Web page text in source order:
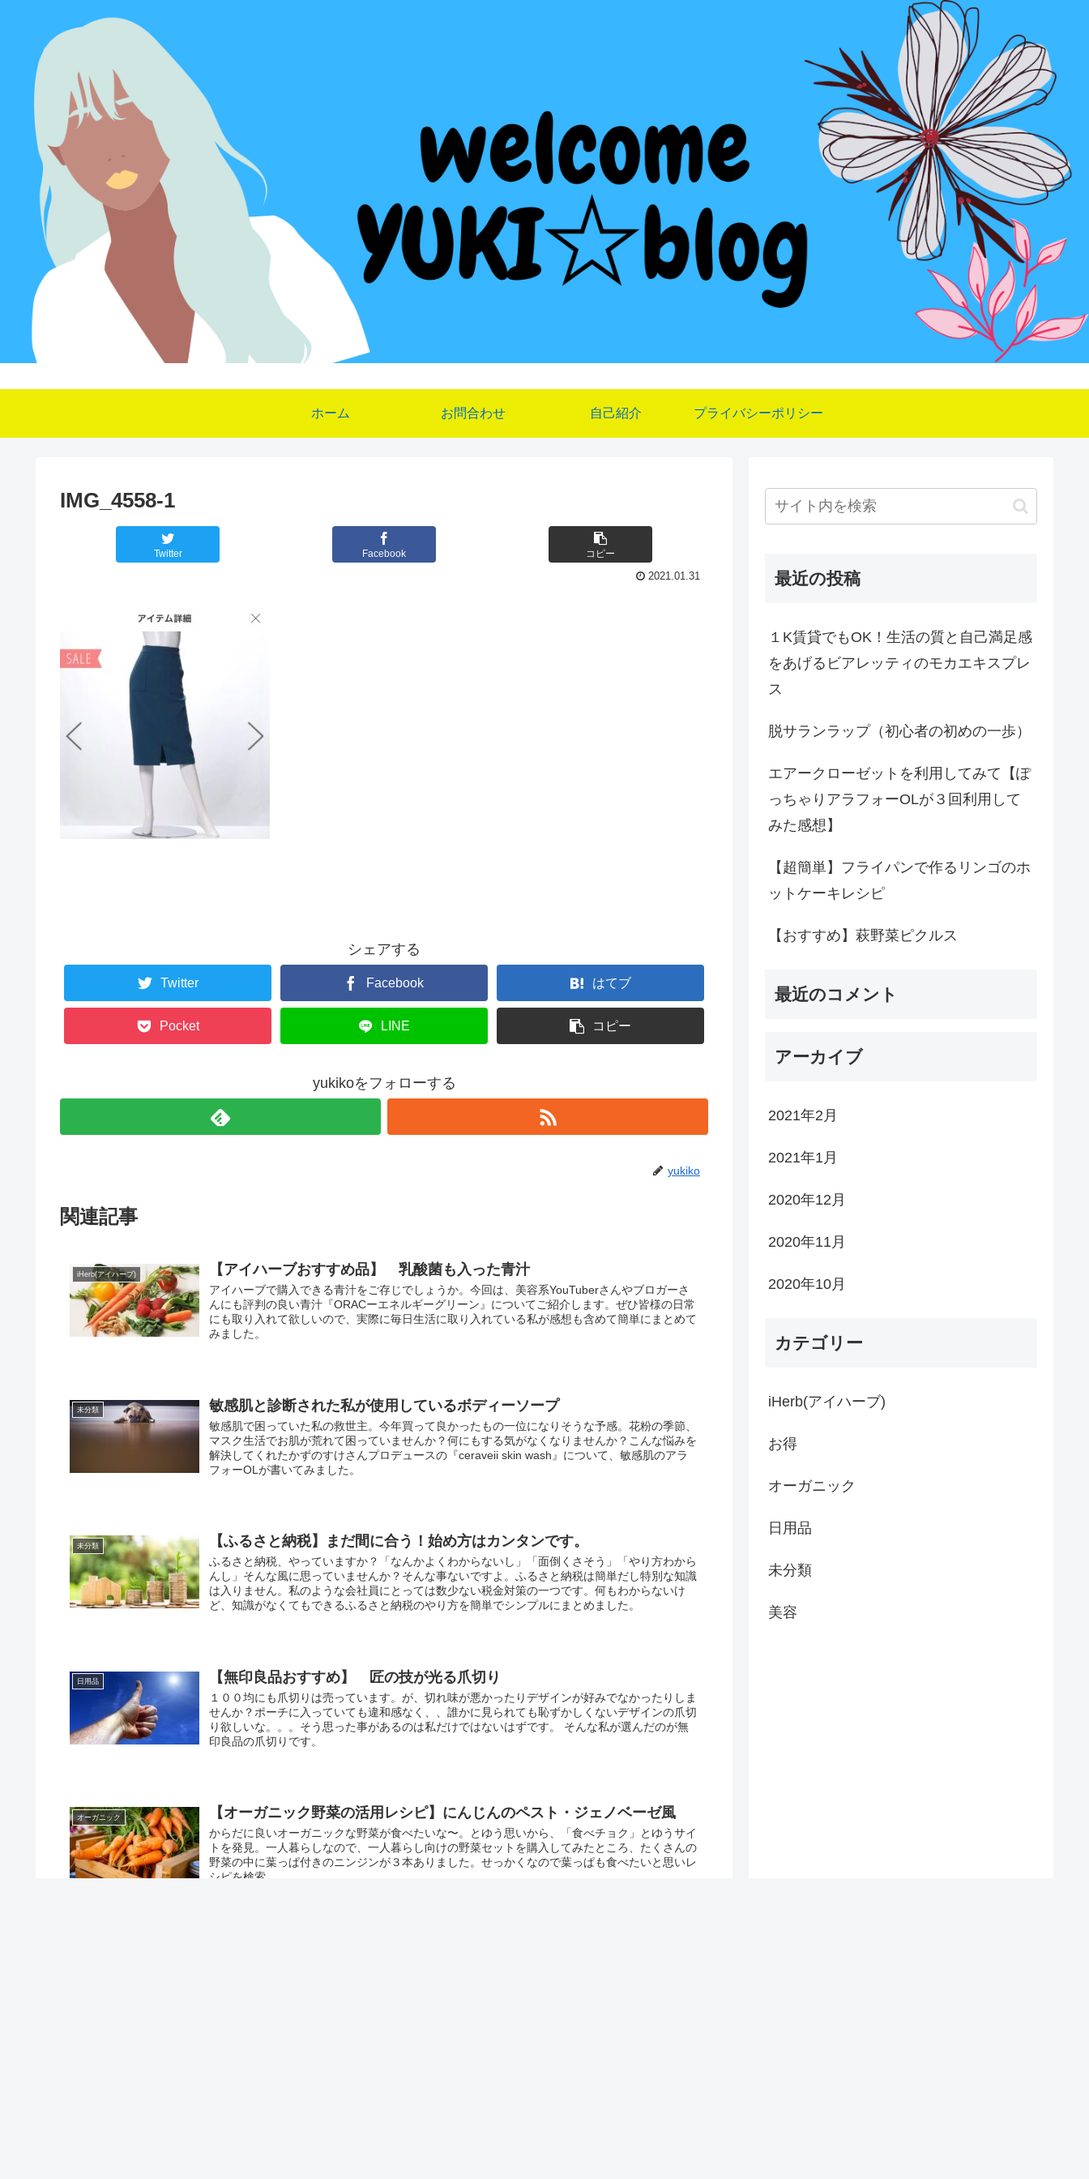
ホーム お問合わせ 自己紹介 プライバシーポリシー
IMG_4558-1
Twitter Facebook コピー
2021.01.31
シェアする
Twitter Facebook はてブ
Pocket LINE コピー
yukikoをフォローする
yukiko
関連記事
iHerb(アイハーブ) 【アイハーブおすすめ品】 乳酸菌も入った青汁
アイハーブで購入できる青汁をご存じでしょうか。今回は、美容系YouTuberさんやブロガーさ
んにも評判の良い青汁『ORACーエネルギーグリーン』についてご紹介します。ぜひ皆様の日常
にも取り入れて欲しいので、実際に毎日生活に取り入れている私が感想も含めて簡単にまとめて
みました。
未分類 敏感肌と診断された私が使用しているボディーソープ
敏感肌で困っていた私の救世主。今年買って良かったもの一位になりそうな予感。花粉の季節、
マスク生活でお肌が荒れて困っていませんか？何にもする気がなくなりませんか？こんな悩みを
解決してくれたかずのすけさんプロデュースの『ceraveii skin wash』について、敏感肌のアラ
フォーOLが書いてみました。
未分類 【ふるさと納税】まだ間に合う！始め方はカンタンです。
ふるさと納税、やっていますか？「なんかよくわからないし」「面倒くさそう」「やり方わから
んし」そんな風に思っていませんか？そんな事ないですよ。ふるさと納税は簡単だし特別な知識
は入りません。私のような会社員にとっては数少ない税金対策の一つです。何もわからないけ
ど、知識がなくてもできるふるさと納税のやり方を簡単でシンプルにまとめました。
日用品 【無印良品おすすめ】 匠の技が光る爪切り
１００均にも爪切りは売っています。が、切れ味が悪かったりデザインが好みでなかったりしま
せんか？ポーチに入っていても違和感なく、、誰かに見られても恥ずかしくないデザインの爪切
り欲しいな。。。そう思った事があるのは私だけではないはずです。 そんな私が選んだのが無
印良品の爪切りです。
オーガニック 【オーガニック野菜の活用レシピ】にんじんのペスト・ジェノベーゼ風
からだに良いオーガニックな野菜が食べたいな〜。とゆう思いから、「食べチョク」とゆうサイ
トを発見。一人暮らしなので、一人暮らし向けの野菜セットを購入してみたところ、たくさんの
野菜の中に葉っぱ付きのニンジンが３本ありました。せっかくなので葉っぱも食べたいと思いレ
シピを検索。。。
最近の投稿
１K賃貸でもOK！生活の質と自己満足感
をあげるビアレッティのモカエキスプレ
ス
脱サランラップ（初心者の初めの一歩）
エアークローゼットを利用してみて【ぽ
っちゃりアラフォーOLが３回利用して
みた感想】
【超簡単】フライパンで作るリンゴのホ
ットケーキレシピ
【おすすめ】萩野菜ピクルス
最近のコメント
アーカイブ
2021年2月
2021年1月
2020年12月
2020年11月
2020年10月
カテゴリー
iHerb(アイハーブ)
お得
オーガニック
日用品
未分類
美容